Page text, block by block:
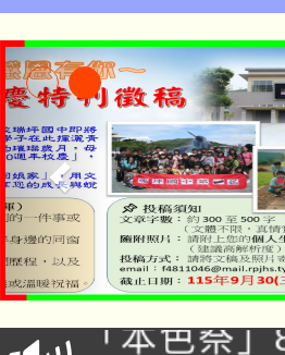
公告本校
代理(課)教
「本色祭